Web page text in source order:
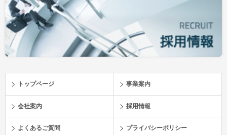
トップページ 事業案内
会社案内 採用情報
よくあるご質問 プライバシーポリシー